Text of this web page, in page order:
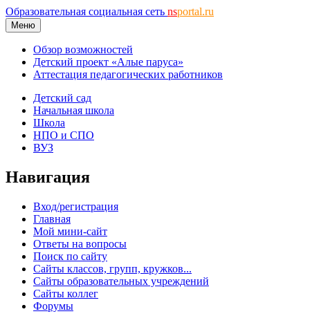
Образовательная социальная сеть nsportal.ru
Меню
Обзор возможностей
Детский проект «Алые паруса»
Аттестация педагогических работников
Детский сад
Начальная школа
Школа
НПО и СПО
ВУЗ
Навигация
Вход/регистрация
Главная
Мой мини-сайт
Ответы на вопросы
Поиск по сайту
Сайты классов, групп, кружков...
Сайты образовательных учреждений
Сайты коллег
Форумы